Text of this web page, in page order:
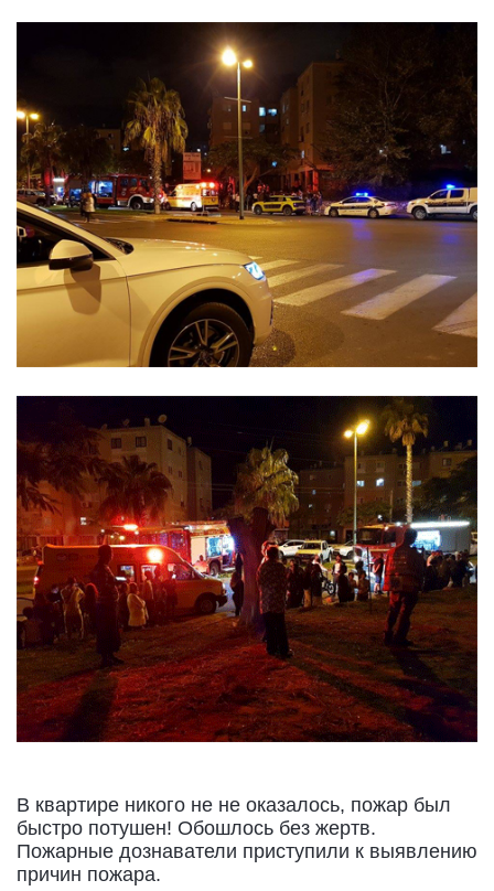
В квартире никого не не оказалось, пожар был
быстро потушен! Обошлось без жертв.
Пожарные дознаватели приступили к выявлению
причин пожара.